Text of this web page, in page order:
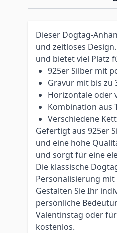
Dieser Dogtag-
und zeitloses
und bietet viel Platz
925er Silber mit
Gravur mit bis zu
Horizontale oder
Kombination aus
Verschiedene
Gefertigt aus 925er
und eine hohe
und sorgt für eine
Die klassische
Personalisierung
Gestalten Sie Ihr
persönliche
Valentinstag oder
kostenlos.